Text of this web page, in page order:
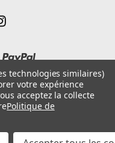
Représenté Tax et Consult
Mulhouse - France
01 84 25 53 02
technologies similaires)
votre expérience
acceptez la collecte
Politique de